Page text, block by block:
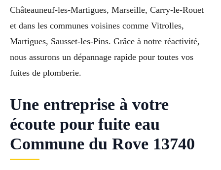
Châteauneuf-les-Martigues, Marseille, Carry-le-Rouet
et dans les communes voisines comme Vitrolles,
Martigues, Sausset-les-Pins. Grâce à notre réactivité,
nous assurons un dépannage rapide pour toutes vos
fuites de plomberie.
Une entreprise à votre
écoute pour fuite eau
Commune du Rove 13740